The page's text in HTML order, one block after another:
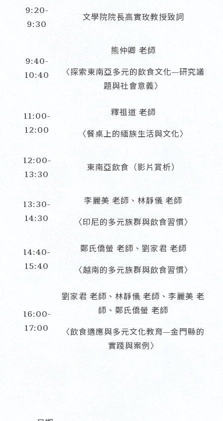
9:20-
9:30
文學院院長高實玫教授致詞
9:40-
10:40
熊仲卿 老師
〈探索東南亞多元的飲食文化—研究議
題與社會意義〉
11:00-
12:00
釋祖道 老師
〈餐桌上的緬族生活與文化〉
12:00-
13:30
東南亞飲食（影片賞析）
13:30-
14:30
李麗美 老師、林靜儀 老師
〈印尼的多元族群與飲食習慣〉
14:40-
15:40
鄭氏僑螢 老師、劉家君 老師
〈越南的多元族群與飲食習慣〉
16:00-
17:00
劉家君 老師、林靜儀 老師、李麗美 老
師、鄭氏僑螢 老師
〈飲食適應與多元文化教育—金門縣的
實踐與案例〉